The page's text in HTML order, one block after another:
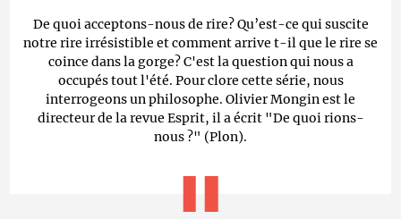
De quoi acceptons-nous de rire? Qu’est-ce qui suscite
notre rire irrésistible et comment arrive t-il que le rire se
coince dans la gorge? C'est la question qui nous a
occupés tout l'été. Pour clore cette série, nous
interrogeons un philosophe. Olivier Mongin est le
directeur de la revue Esprit, il a écrit "De quoi rions-
nous ?" (Plon).